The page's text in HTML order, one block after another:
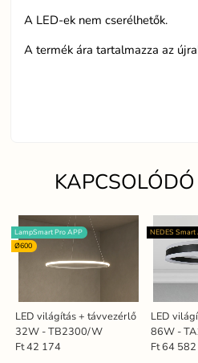
A LED-ek nem cserélhetők.
A termék ára tartalmazza az
LED világítás + távvezérlő
32W - TB2300/W
LampSmart Pro APP
Ø600
Ft 42 174
LED
86W -
NEDES Smart
Ft 64 582